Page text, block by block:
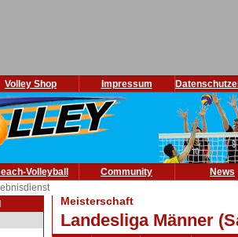
Volley Shop Impressum
Volleyball Community News
Meisterschaft
Landesliga Männer